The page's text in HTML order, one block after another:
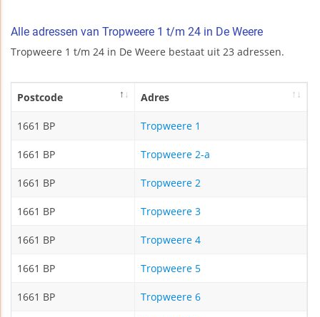
Alle adressen van Tropweere 1 t/m 24 in De Weere
Tropweere 1 t/m 24 in De Weere bestaat uit 23 adressen.
Postcode Adres
1661 BP Tropweere 1
1661 BP Tropweere 2-a
1661 BP Tropweere 2
1661 BP Tropweere 3
1661 BP Tropweere 4
1661 BP Tropweere 5
1661 BP Tropweere 6